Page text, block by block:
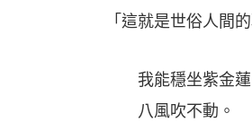
「這就是世俗人間的
我能穩坐紫金蓮
八風吹不動。